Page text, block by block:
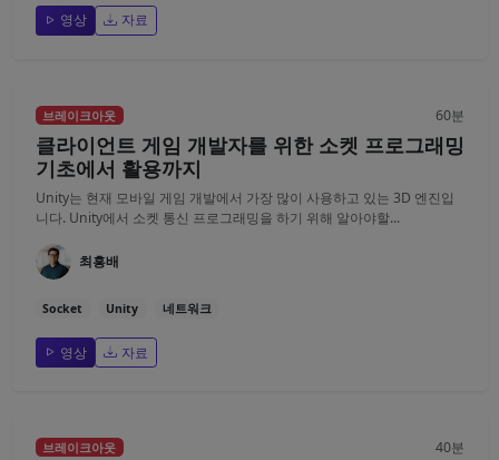
영상 자료
브레이크아웃 60분
클라이언트 게임 개발자를 위한 소켓 프로그래밍
기초에서 활용까지
Unity는 현재 모바일 게임 개발에서 가장 많이 사용하고 있는 3D 엔진입
니다. Unity에서 소켓 통신 프로그래밍을 하기 위해 알아야할...
최흥배
Socket Unity 네트워크
영상 자료
브레이크아웃 40분